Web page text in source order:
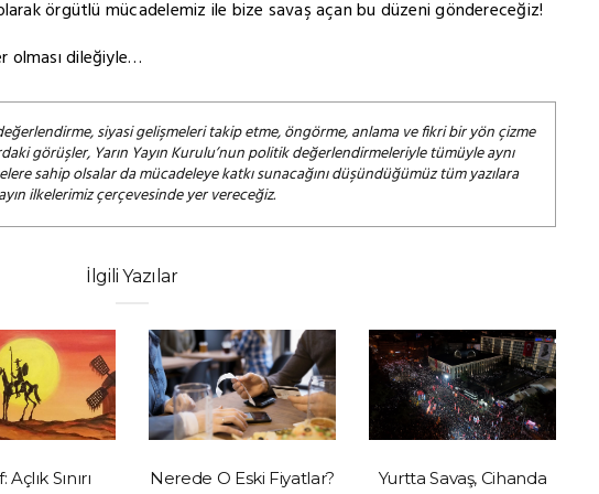
örgütlü mücadelemiz ile bize savaş açan bu düzeni göndereceğiz!
olması dileğiyle…
siyasi gelişmeleri takip etme, öngörme, anlama ve fikri bir yön çizme
görüşler, Yarın Yayın Kurulu’nun politik değerlendirmeleriyle tümüyle aynı
sahip olsalar da mücadeleye katkı sunacağını düşündüğümüz tüm yazılara
ilkelerimiz çerçevesinde yer vereceğiz.
İlgili Yazılar
Sınırı
Nerede O Eski Fiyatlar?
Yurtta Savaş, Cihanda